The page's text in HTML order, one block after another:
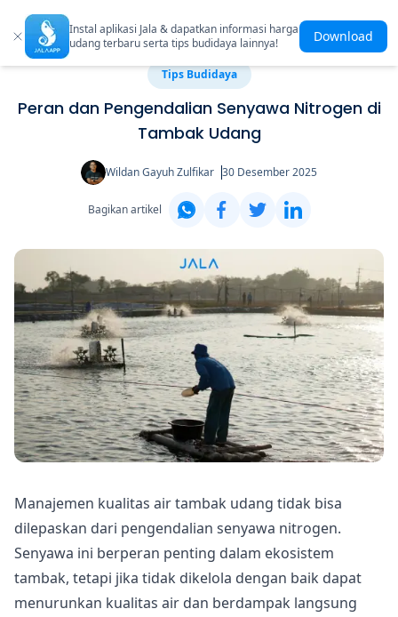
Instal aplikasi Jala & dapatkan informasi harga
udang terbaru serta tips budidaya lainnya!
Download
Tips Budidaya
Peran dan Pengendalian Senyawa Nitrogen di
Tambak Udang
Wildan Gayuh Zulfikar 30 Desember 2025
Bagikan artikel
Manajemen kualitas airtambak udang tidak bisa
dilepaskan dari pengendalian senyawa nitrogen.
Senyawa ini berperan penting dalam ekosistem
tambak, tetapi jika tidak dikelola dengan baik dapat
menurunkan kualitas air dan berdampak langsung